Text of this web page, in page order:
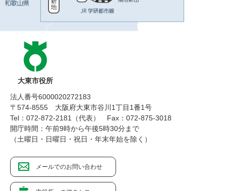
大東市役所
法人番号6000020272183
〒574-8555 大阪府大東市谷川1丁目1番1号
Tel：072-872-2181（代表）
Fax：072-875-3018
開庁時間：午前9時から午後5時30分まで
（土曜日・日曜日・祝日・年末年始を除く）
メールでのお問い合わせ